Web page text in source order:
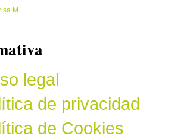
M.
legal
de privacidad
de Cookies